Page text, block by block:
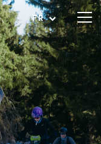
FR
Ouvrir le menu